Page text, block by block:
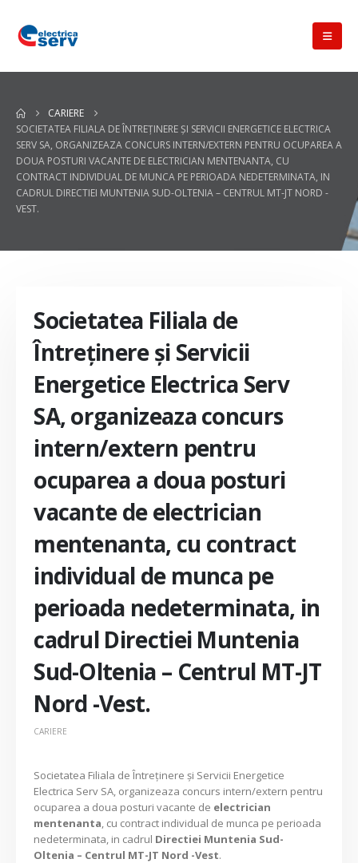
CARIERE
SOCIETATEA FILIALA DE ÎNTREŢINERE ŞI SERVICII ENERGETICE ELECTRICA
SERV SA, ORGANIZEAZA CONCURS INTERN/EXTERN PENTRU OCUPAREA A
DOUA POSTURI VACANTE DE ELECTRICIAN MENTENANTA, CU
CONTRACT INDIVIDUAL DE MUNCA PE PERIOADA NEDETERMINATA, IN
CADRUL DIRECTIEI MUNTENIA SUD-OLTENIA – CENTRUL MT-JT NORD -
VEST.
Societatea Filiala de
Întreţinere şi Servicii
Energetice Electrica Serv
SA, organizeaza concurs
intern/extern pentru
ocuparea a doua posturi
vacante de electrician
mentenanta, cu contract
individual de munca pe
perioada nedeterminata, in
cadrul Directiei Muntenia
Sud-Oltenia – Centrul MT-JT
Nord -Vest.
CARIERE
Societatea Filiala de Întreţinere şi Servicii Energetice
Electrica Serv SA, organizeaza concurs intern/extern pentru
ocuparea a doua posturi vacante de electrician
mentenanta , cu contract individual de munca pe perioada
nedeterminata, in cadrul Directiei Muntenia Sud-
Oltenia – Centrul MT-JT Nord -Vest.